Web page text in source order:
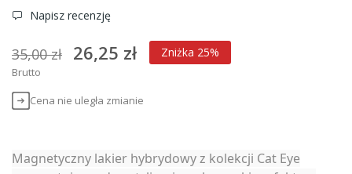
Napisz recenzję
35,00 zł 26,25 zł Zniżka 25%
Brutto
Cena nie uległa zmianie
Magnetyczny lakier hybrydowy z kolekcji Cat Eye